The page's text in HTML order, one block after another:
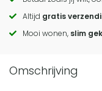
to
actions
Altijd gratis
Mooi wonen, slim